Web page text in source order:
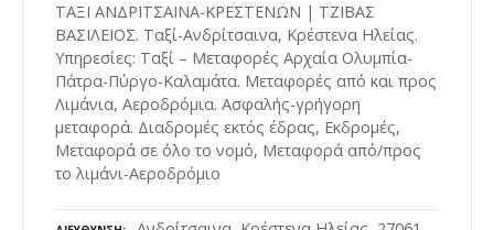
ΤΑΞΙ ΑΝΔΡΙΤΣΑΙΝΑ-ΚΡΕΣΤΕΝΩΝ | ΤΖΙΒΑΣ
ΒΑΣΙΛΕΙΟΣ. Ταξί-Ανδρίτσαινα, Κρέστενα Ηλείας.
Υπηρεσίες: Ταξί – Μεταφορές Αρχαία Ολυμπία-
Πάτρα-Πύργο-Καλαμάτα. Μεταφορές από και προς
Λιμάνια, Αεροδρόμια. Ασφαλής-γρήγορη
μεταφορά. Διαδρομές εκτός έδρας, Εκδρομές,
Μεταφορά σε όλο το νομό, Μεταφορά από/προς
το λιμάνι-Αεροδρόμιο